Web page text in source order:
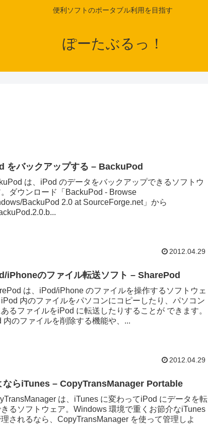
便利ソフトのポータブル利用を目指す
ぽーたぶるっ！
をバックアップする – BackuPod
は、iPod のデータをバックアップできるソフトウ
ダウンロード「BackuPod - Browse
BackuPod 2.0 at SourceForge.net」から
2012.04.29
iPhoneのファイル転送ソフト – SharePod
は、iPod/iPhone のファイルを操作するソフトウェ
内のファイルをパソコンにコピーしたり、パソコン
るファイルをiPod に転送したりすることが できます。
内のファイルを削除する機能や、...
2012.04.29
ならiTunes – CopyTransManager Portable
は、iTunes に変わってiPod にデータを転
るソフトウェア。Windows 環境で重くお節介なiTunes
されるなら、CopyTransManager を使って管理しよ